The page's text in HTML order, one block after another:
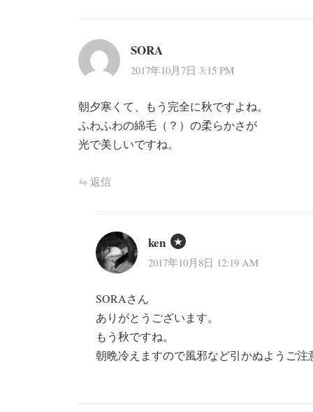
SORA
2017年10月7日 3:15 PM
朝夕寒くて、もう完全に秋ですよね。
ふわふわの綿毛（？）の柔らかさが
光で美しいですね。
返信
ken
2017年10月8日 12:19 AM
SORAさん
ありがとうございます。
もう秋ですね。
朝晩冷えますので風邪など引かぬようご注